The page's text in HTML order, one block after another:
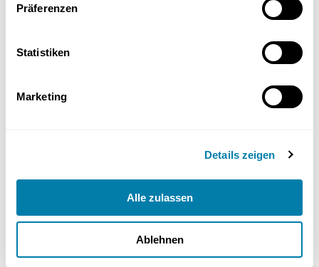
Präferenzen
Statistiken
Marketing
Details zeigen
Alle zulassen
Ablehnen
Bonus können Hausbesitzern helfen, die Kosten für die Umstellung
auf Wärmepumpen zu senken. Der Wechsel zu erneuerbaren
auch wirtschaftlich attraktiver.
Praktische Tipps für den
Heizungstausch